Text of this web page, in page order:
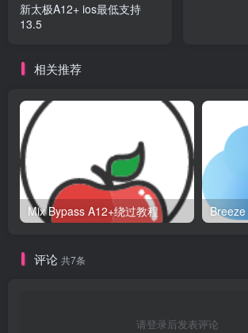
新太极A12+ ios最低支持
13.5
相关推荐
Mix Bypass A12+绕过教程
评论 共7条
请登录后发表评论